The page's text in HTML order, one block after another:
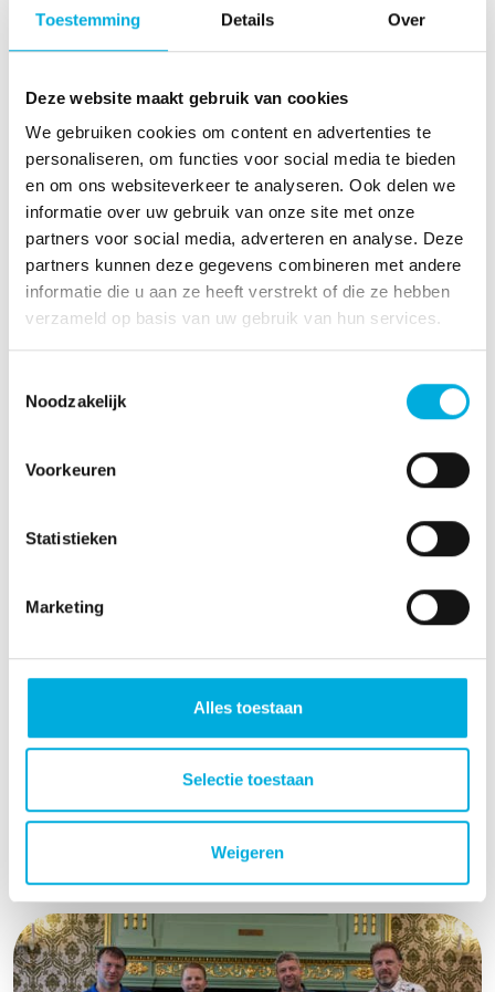
Toestemming Details Over
Deze website maakt gebruik van cookies
We gebruiken cookies om content en advertenties te
personaliseren, om functies voor social media te bieden
en om ons websiteverkeer te analyseren. Ook delen we
informatie over uw gebruik van onze site met onze
partners voor social media, adverteren en analyse. Deze
partners kunnen deze gegevens combineren met andere
informatie die u aan ze heeft verstrekt of die ze hebben
verzameld op basis van uw gebruik van hun services.
Noodzakelijk
Voorkeuren
Statistieken
Marketing
Alles toestaan
Selectie toestaan
Weigeren
T +31 (10) 292 80 80
www.batenburg.nl
Meer informatie?
+31 010 - 292 80 80
info@batenburg.nl
Bekijk ons jaaroverzicht
Download het jaaroverzicht hier
Meer nieuws?